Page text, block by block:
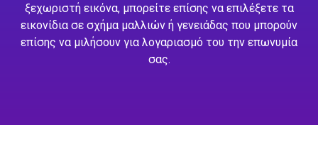
ξεχωριστή εικόνα, μπορείτε επίσης να επιλέξετε τα
εικονίδια σε σχήμα μαλλιών ή γενειάδας που μπορούν
επίσης να μιλήσουν για λογαριασμό του την επωνυμία
σας.